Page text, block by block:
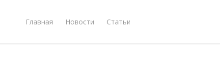
Главная Новости Статьи